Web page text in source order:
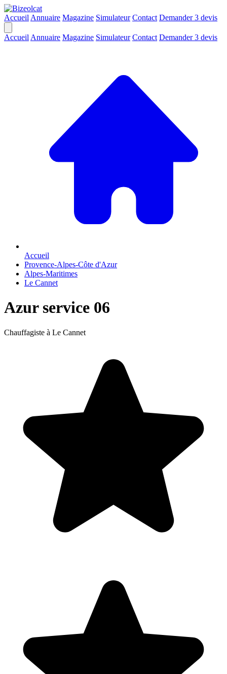
Accueil Annuaire Magazine Simulateur Contact Demander 3 devis
Accueil Annuaire Magazine Simulateur Contact Demander 3 devis
Accueil
Provence-Alpes-Côte d'Azur
Alpes-Maritimes
Le Cannet
Azur service 06
Chauffagiste à Le Cannet